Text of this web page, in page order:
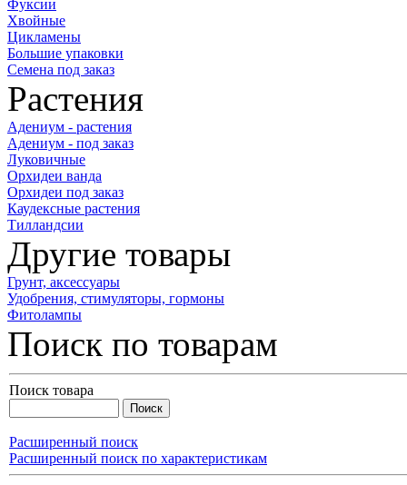
Фуксии
Хвойные
Цикламены
Большие упаковки
Семена под заказ
Растения
Адениум - растения
Адениум - под заказ
Луковичные
Орхидеи ванда
Орхидеи под заказ
Каудексные растения
Тилландсии
Другие товары
Грунт, аксессуары
Удобрения, стимуляторы, гормоны
Фитолампы
Поиск по товарам
Поиск товара
Расширенный поиск
Расширенный поиск по характеристикам